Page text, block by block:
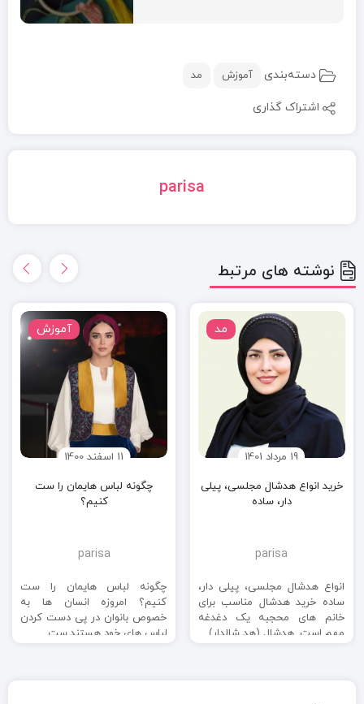
دسته‌بندی آموزش مد
اشتراک گذاری
parisa
نوشته های مرتبط
مد
19 مرداد 1401
خرید انواع هدشال مجلسی، پیلی
دار، ساده
parisa
انواع هدشال مجلسی، پیلی دار،
ساده خرید هدشال مناسب برای
خانم های محجبه یک دغدغه
مهم است. هدشال (هد شالدار) ...
آموزش
11 اسفند 1400
چگونه لباس هایمان را ست
کنیم؟
parisa
چگونه لباس هایمان را ست
کنیم؟ امروزه انسان ها به
خصوص بانوان در پی دست کردن
لباس های خود هستند.ست ...